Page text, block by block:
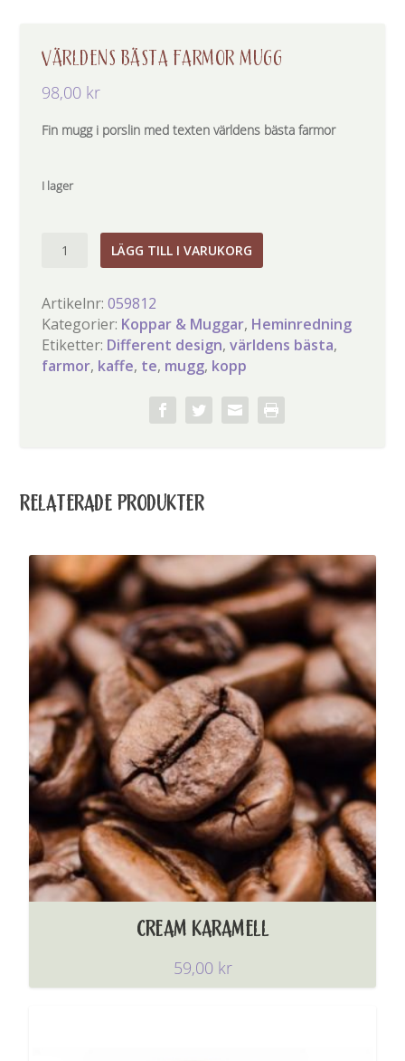
VÄRLDENS BÄSTA FARMOR MUGG
98,00 kr
Fin mugg i porslin med texten världens bästa farmor
I lager
Världens
mugg
mängd
LÄGG TILL I VARUKORG
Artikelnr:059812
Kategorier: Koppar & Muggar, Heminredning
Etiketter: Different design,världens bästa,
farmor, kaffe, te, mugg, kopp
RELATERADE PRODUKTER
CREAM KARAMELL
59,00 kr